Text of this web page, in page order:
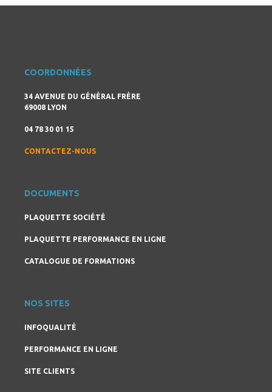
COORDONNÉES
34 AVENUE DU GÉNÉRAL FRÈRE
69008 LYON
04 78 30 01 15
CONTACTEZ-NOUS
DOCUMENTS
PLAQUETTE SOCIÉTÉ
PLAQUETTE PERFORMANCE EN LIGNE
CATALOGUE DE FORMATIONS
NOS SITES
INFOQUALITÉ
PERFORMANCE EN LIGNE
SITE CLIENTS